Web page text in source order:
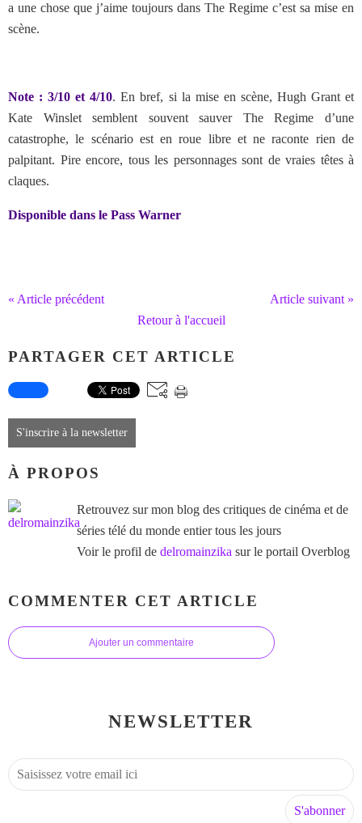
a une chose que j’aime toujours dans The Regime c’est sa mise en
scène.
Note : 3/10 et 4/10. En bref, si la mise en scène, Hugh Grant et
Kate Winslet semblent souvent sauver The Regime d’une
catastrophe, le scénario est en roue libre et ne raconte rien de
palpitant. Pire encore, tous les personnages sont de vraies têtes à
claques.
Disponible dans le Pass Warner
« Article précédent
Article suivant »
Retour à l'accueil
PARTAGER CET ARTICLE
S'inscrire à la newsletter
À PROPOS
Retrouvez sur mon blog des critiques de cinéma et de
séries télé du monde entier tous les jours
Voir le profil de delromainzika sur le portail Overblog
COMMENTER CET ARTICLE
Ajouter un commentaire
NEWSLETTER